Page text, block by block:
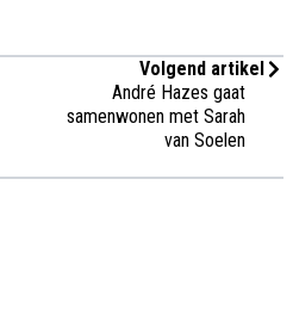
Volgend artikel
André Hazes gaat
samenwonen met Sarah
van Soelen